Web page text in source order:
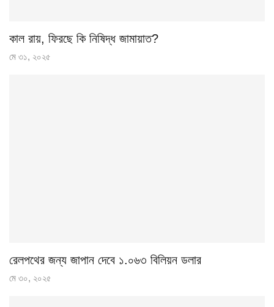
কাল রায়, ফিরছে কি নিষিদ্ধ জামায়াত?
মে ৩১, ২০২৫
রেলপথের জন্য জাপান দেবে ১.০৬৩ বিলিয়ন ডলার
মে ৩০, ২০২৫